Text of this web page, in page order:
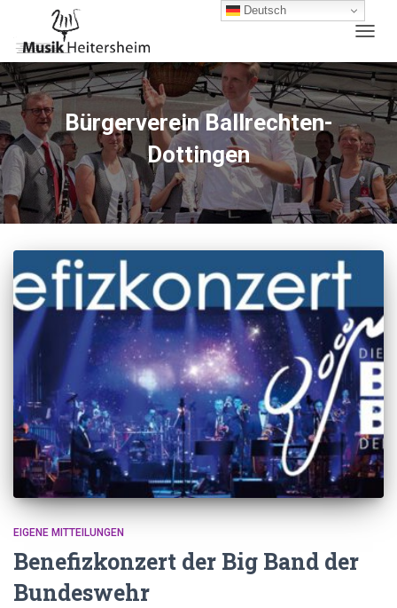
Bürgerverein Ballrechten-
Dottingen
EIGENE MITTEILUNGEN
Benefizkonzert der Big Band der
Bundeswehr
Deutsch